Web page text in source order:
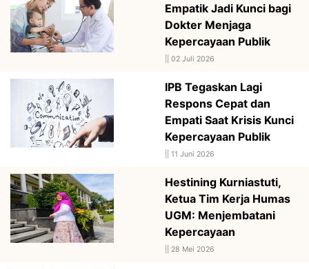
Empatik Jadi Kunci bagi
Dokter Menjaga
Kepercayaan Publik
02 Juli 2026
IPB Tegaskan Lagi
Respons Cepat dan
Empati Saat Krisis Kunci
Kepercayaan Publik
11 Juni 2026
Hestining Kurniastuti,
Ketua Tim Kerja Humas
UGM: Menjembatani
Kepercayaan
28 Mei 2026